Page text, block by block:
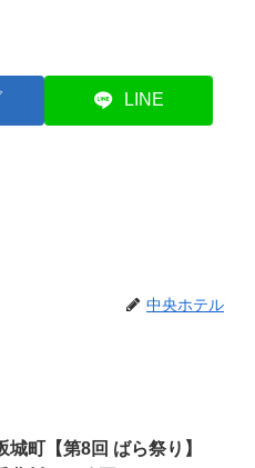
LINE
中央ホテル
城町【第8回 ばら祭り】